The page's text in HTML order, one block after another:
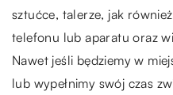
sztućce, talerze, jak
telefonu lub aparatu oraz
Nawet jeśli będziemy w
lub wypełnimy swój czas